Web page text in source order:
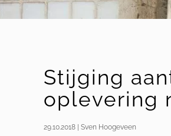
Stijging
oplevering
29.10.2018 | Sven Hoogeveen